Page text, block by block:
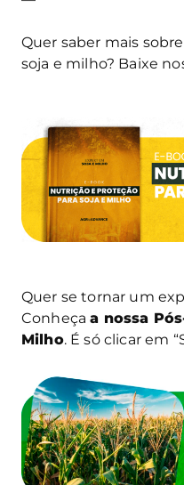
Quer saber mais
soja e milho? Baixe
Quer se tornar um
Conheçaa nossa
Milho. É só clicar em